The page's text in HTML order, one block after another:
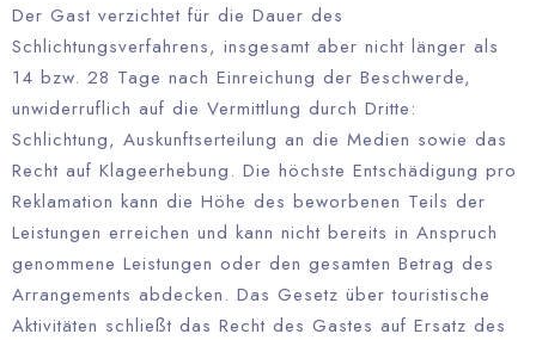
Der Gast verzichtet für die Dauer des
Schlichtungsverfahrens, insgesamt aber nicht länger als
14 bzw. 28 Tage nach Einreichung der Beschwerde,
unwiderruflich auf die Vermittlung durch Dritte:
Schlichtung, Auskunftserteilung an die Medien sowie das
Recht auf Klageerhebung. Die höchste Entschädigung pro
Reklamation kann die Höhe des beworbenen Teils der
Leistungen erreichen und kann nicht bereits in Anspruch
genommene Leistungen oder den gesamten Betrag des
Arrangements abdecken. Das Gesetz über touristische
Aktivitäten schließt das Recht des Gastes auf Ersatz des